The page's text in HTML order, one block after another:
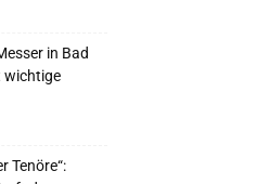
in Bad
wichtige
Tenöre“: